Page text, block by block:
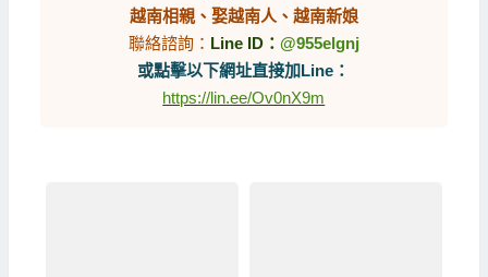
越南相親、娶越南人、越南新娘
聯絡諮詢： Line ID： @955elgnj
或點擊以下網址直接加Line：
https://lin.ee/Ov0nX9m